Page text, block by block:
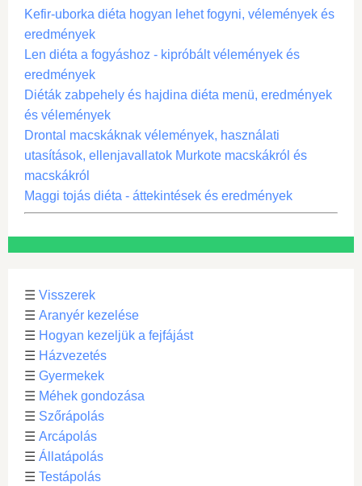
Kefir-uborka diéta hogyan lehet fogyni, vélemények és
eredmények
Len diéta a fogyáshoz - kipróbált vélemények és
eredmények
Diéták zabpehely és hajdina diéta menü, eredmények
és vélemények
Drontal macskáknak vélemények, használati
utasítások, ellenjavallatok Murkote macskákról és
macskákról
Maggi tojás diéta - áttekintések és eredmények
☰ Visszerek
☰ Aranyér kezelése
☰ Hogyan kezeljük a fejfájást
☰ Házvezetés
☰ Gyermekek
☰ Méhek gondozása
☰ Szőrápolás
☰ Arcápolás
☰ Állatápolás
☰ Testápolás